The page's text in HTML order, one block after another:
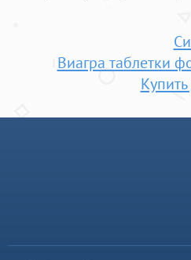
Виагра таблетки